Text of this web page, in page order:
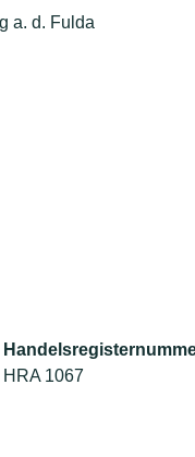
a. d. Fulda
HRA 1067